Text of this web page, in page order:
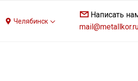
Челябинск
Написать